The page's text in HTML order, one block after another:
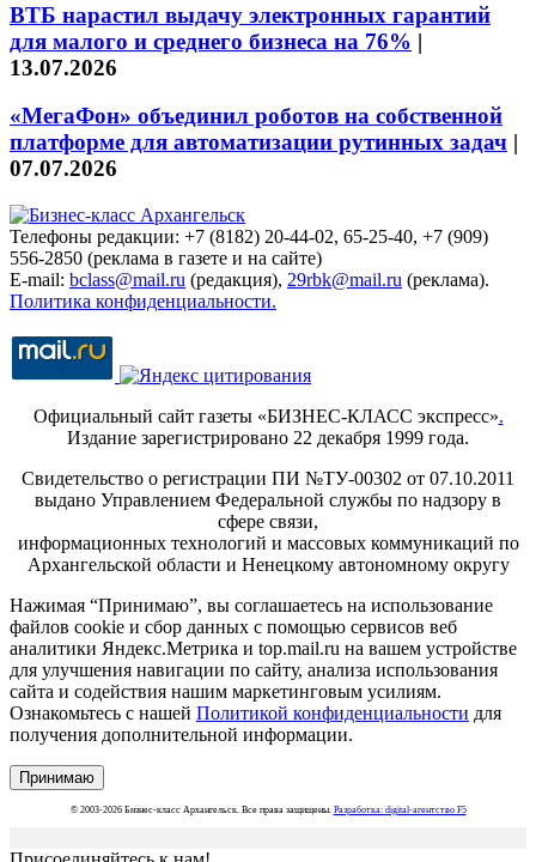
ВТБ нарастил выдачу электронных гарантий
для малого и среднего бизнеса на 76% |
13.07.2026
«МегаФон» объединил роботов на собственной
платформе для автоматизации рутинных задач |
07.07.2026
Телефоны редакции: +7 (8182) 20-44-02, 65-25-40, +7 (909)
556-2850 (реклама в газете и на сайте)
E-mail: bclass@mail.ru (редакция), 29rbk@mail.ru (реклама).
Политика конфиденциальности.
Официальный сайт газеты «БИЗНЕС-КЛАСС экспресс».
Издание зарегистрировано 22 декабря 1999 года.
Свидетельство о регистрации ПИ №ТУ-00302 от 07.10.2011
выдано Управлением Федеральной службы по надзору в
сфере связи,
информационных технологий и массовых коммуникаций по
Архангельской области и Ненецкому автономному округу
Нажимая “Принимаю”, вы соглашаетесь на использование
файлов cookie и сбор данных с помощью сервисов веб
аналитики Яндекс.Метрика и top.mail.ru на вашем устройстве
для улучшения навигации по сайту, анализа использования
сайта и содействия нашим маркетинговым усилиям.
Ознакомьтесь с нашей Политикой конфиденциальности для
получения дополнительной информации.
Принимаю
© 2003-2026 Бизнес-класс Архангельск. Все права защищены. Разработка: digital-агентство F5